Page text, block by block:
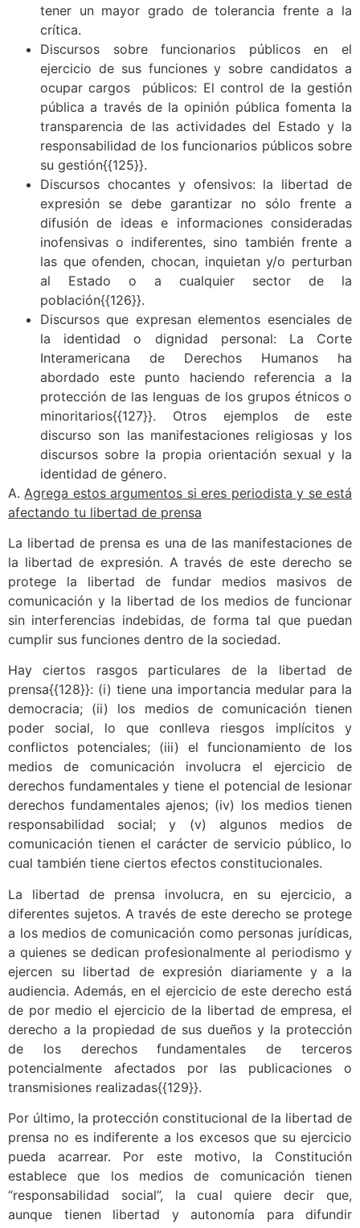
tener un mayor grado de tolerancia frente a la
crítica.
Discursos sobre funcionarios públicos en el
ejercicio de sus funciones y sobre candidatos a
ocupar cargos públicos: El control de la gestión
pública a través de la opinión pública fomenta la
transparencia de las actividades del Estado y la
responsabilidad de los funcionarios públicos sobre
su gestión{{125}}.
Discursos chocantes y ofensivos: la libertad de
expresión se debe garantizar no sólo frente a
difusión de ideas e informaciones consideradas
inofensivas o indiferentes, sino también frente a
las que ofenden, chocan, inquietan y/o perturban
al Estado o a cualquier sector de la
población{{126}}.
Discursos que expresan elementos esenciales de
la identidad o dignidad personal: La Corte
Interamericana de Derechos Humanos ha
abordado este punto haciendo referencia a la
protección de las lenguas de los grupos étnicos o
minoritarios{{127}}. Otros ejemplos de este
discurso son las manifestaciones religiosas y los
discursos sobre la propia orientación sexual y la
identidad de género.
A. Agrega estos argumentos si eres periodista y se está
afectando tu libertad de prensa
La libertad de prensa es una de las manifestaciones de
la libertad de expresión. A través de este derecho se
protege la libertad de fundar medios masivos de
comunicación y la libertad de los medios de funcionar
sin interferencias indebidas, de forma tal que puedan
cumplir sus funciones dentro de la sociedad.
Hay ciertos rasgos particulares de la libertad de
prensa{{128}}: (i) tiene una importancia medular para la
democracia; (ii) los medios de comunicación tienen
poder social, lo que conlleva riesgos implícitos y
conflictos potenciales; (iii) el funcionamiento de los
medios de comunicación involucra el ejercicio de
derechos fundamentales y tiene el potencial de lesionar
derechos fundamentales ajenos; (iv) los medios tienen
responsabilidad social; y (v) algunos medios de
comunicación tienen el carácter de servicio público, lo
cual también tiene ciertos efectos constitucionales.
La libertad de prensa involucra, en su ejercicio, a
diferentes sujetos. A través de este derecho se protege
a los medios de comunicación como personas jurídicas,
a quienes se dedican profesionalmente al periodismo y
ejercen su libertad de expresión diariamente y a la
audiencia. Además, en el ejercicio de este derecho está
de por medio el ejercicio de la libertad de empresa, el
derecho a la propiedad de sus dueños y la protección
de los derechos fundamentales de terceros
potencialmente afectados por las publicaciones o
transmisiones realizadas{{129}}.
Por último, la protección constitucional de la libertad de
prensa no es indiferente a los excesos que su ejercicio
pueda acarrear. Por este motivo, la Constitución
establece que los medios de comunicación tienen
“responsabilidad social”, la cual quiere decir que,
aunque tienen libertad y autonomía para difundir